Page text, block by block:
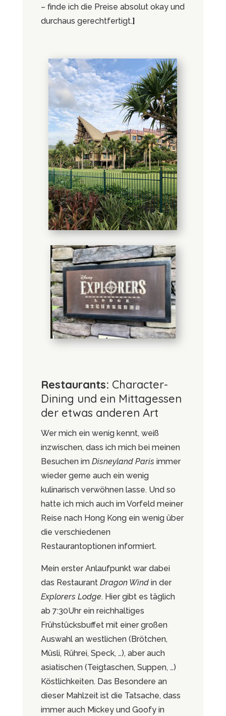
– finde ich die Preise absolut okay und
durchaus gerechtfertigt.]
Restaurants: Character-
Dining und ein Mittagessen
der etwas anderen Art
Wer mich ein wenig kennt, weiß
inzwischen, dass ich mich bei meinen
Besuchen im Disneyland Parisimmer
wieder gerne auch ein wenig
kulinarisch verwöhnen lasse. Und so
hatte ich mich auch im Vorfeld meiner
Reise nach Hong Kong ein wenig über
die verschiedenen
Restaurantoptionen informiert.
Mein erster Anlaufpunkt war dabei
das Restaurant Dragon Windin der
Explorers Lodge. Hier gibt es täglich
ab 7:30Uhr ein reichhaltiges
Frühstücksbuffet mit einer großen
Auswahl an westlichen (Brötchen,
Müsli, Rührei, Speck, …), aber auch
asiatischen (Teigtaschen, Suppen, …)
Köstlichkeiten. Das Besondere an
dieser Mahlzeit ist die Tatsache, dass
immer auch Mickey und Goofy in